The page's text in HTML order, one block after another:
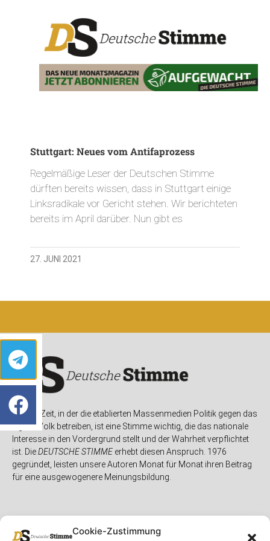
Cookie-Zustimmung
Stuttgart: Neues vom Antifaprozess
Regelmäßige Leser der Deutschen Stimme
dürften bereits wissen, dass in Stuttgart einige
Linksradikale vor Gericht stehen. Wir berichteten
bereits im April darüber. Nun gibt es
27. JUNI 2021
In einer Zeit, in der die etablierten Massenmedien Politik gegen das
eigene Volk betreiben, ist eine Stimme wichtig, die das nationale
Interesse in den Vordergrund stellt und der Wahrheit verpflichtet
ist. DieDEUTSCHE STIMMEerhebt diesen Anspruch. 1976
gegründet, leisten unsere Autoren Monat für Monat ihren Beitrag
für eine ausgewogenere Meinungsbildung.